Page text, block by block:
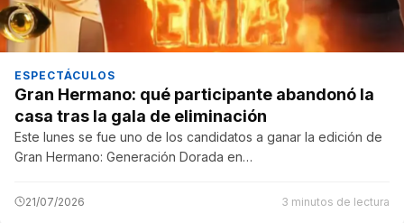
ESPECTÁCULOS
Gran Hermano: qué participante abandonó la
casa tras la gala de eliminación
Este lunes se fue uno de los candidatos a ganar la edición de
Gran Hermano: Generación Dorada en…
21/07/2026 3 minutos de lectura